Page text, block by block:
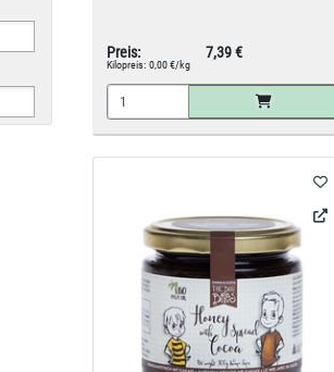
Preis: 7,39 €
Kilopreis: 0,00 €/kg